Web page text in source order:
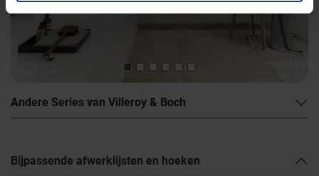
Andere Series van Villeroy & Boch
Bijpassende afwerklijsten en hoeken